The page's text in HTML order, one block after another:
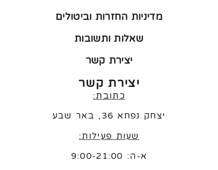
מדיניות החזרות וביטולים
שאלות ותשובות
יצירת קשר
יצירת קשר
כתובת:
יצחק נפחא 36, באר שבע
שעות פעילות:
א-ה: 9:00-21:00